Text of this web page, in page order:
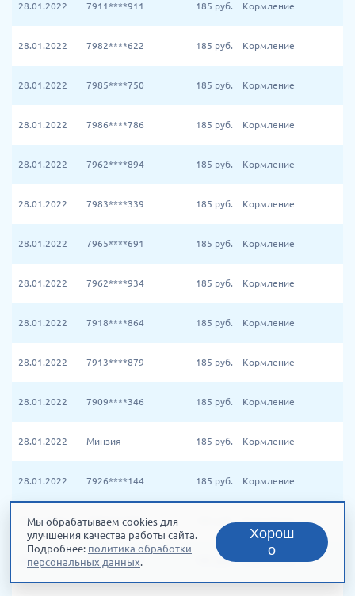
28.01.2022 7911****911 185 руб. Кормление
28.01.2022 7982****622 185 руб. Кормление
28.01.2022 7985****750 185 руб. Кормление
28.01.2022 7986****786 185 руб. Кормление
28.01.2022 7962****894 185 руб. Кормление
28.01.2022 7983****339 185 руб. Кормление
28.01.2022 7965****691 185 руб. Кормление
28.01.2022 7962****934 185 руб. Кормление
28.01.2022 7918****864 185 руб. Кормление
28.01.2022 7913****879 185 руб. Кормление
28.01.2022 7909****346 185 руб. Кормление
28.01.2022 Минзия 185 руб. Кормление
28.01.2022 7926****144 185 руб. Кормление
28.01.2022 7983****002 руб. Кормление
28.01.2022 7964****121 руб. Кормление
Мы обрабатываем cookies для
улучшения качества работы сайта.
Подробнее: политика обработки
персональных данных.
Хорош
о